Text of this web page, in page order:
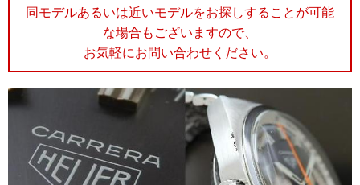
同モデルあるいは近いモデルをお探しすることが可能
な場合もございますので、
お気軽にお問い合わせください。